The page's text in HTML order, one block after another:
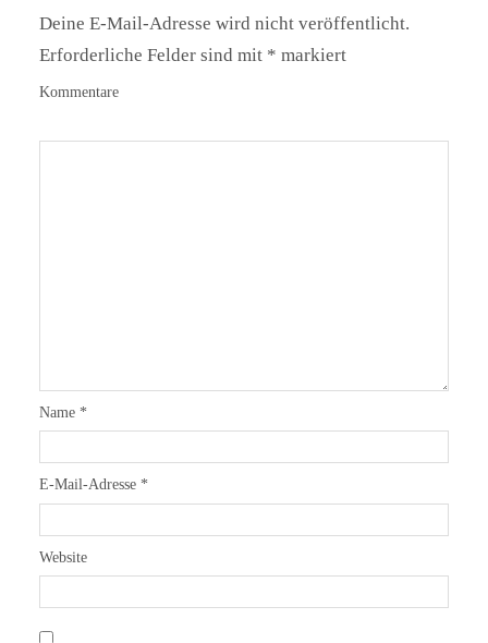
Deine E-Mail-Adresse wird nicht veröffentlicht.
Erforderliche Felder sind mit * markiert
Kommentare
Name *
E-Mail-Adresse *
Website